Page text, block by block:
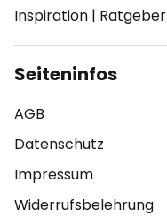
Inspiration | Ratgeber
Seiteninfos
AGB
Datenschutz
Impressum
Widerrufsbelehrung